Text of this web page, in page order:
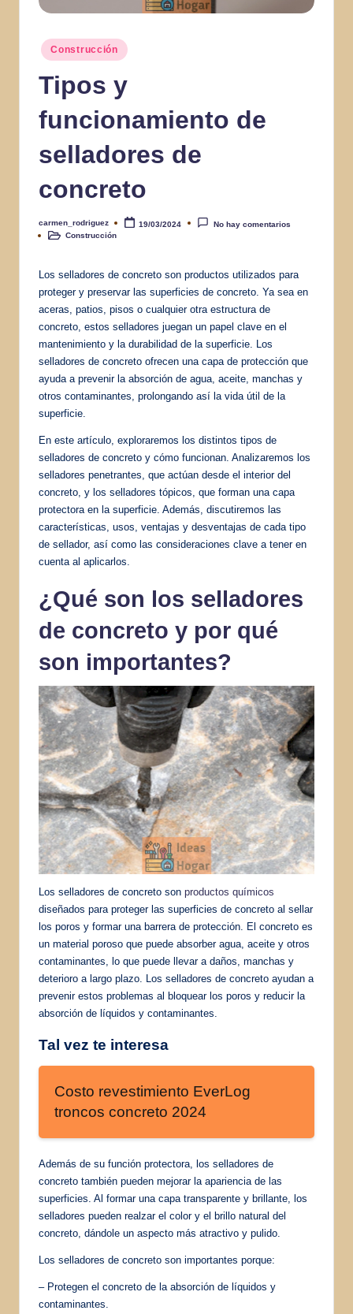
Publicado
en
Construcción
Tipos y
funcionamiento de
selladores de
concreto
Publicado
por
carmen_rodriguez 19/03/2024
No hay comentarios
PublicadoConstrucción
Los selladores de concreto son productos utilizados para
proteger y preservar las superficies de concreto. Ya sea en
aceras, patios, pisos o cualquier otra estructura de
concreto, estos selladores juegan un papel clave en el
mantenimiento y la durabilidad de la superficie. Los
selladores de concreto ofrecen una capa de protección que
ayuda a prevenir la absorción de agua, aceite, manchas y
otros contaminantes, prolongando así la vida útil de la
superficie.
En este artículo, exploraremos los distintos tipos de
selladores de concreto y cómo funcionan. Analizaremos los
selladores penetrantes, que actúan desde el interior del
concreto, y los selladores tópicos, que forman una capa
protectora en la superficie. Además, discutiremos las
características, usos, ventajas y desventajas de cada tipo
de sellador, así como las consideraciones clave a tener en
cuenta al aplicarlos.
¿Qué son los selladores
de concreto y por qué
son importantes?
Los selladores de concreto son productos químicos
diseñados para proteger las superficies de concreto al sellar
los poros y formar una barrera de protección. El concreto es
un material poroso que puede absorber agua, aceite y otros
contaminantes, lo que puede llevar a daños, manchas y
deterioro a largo plazo. Los selladores de concreto ayudan a
prevenir estos problemas al bloquear los poros y reducir la
absorción de líquidos y contaminantes.
Tal vez te interesa
Costo revestimiento EverLog
troncos concreto 2024
Además de su función protectora, los selladores de
concreto también pueden mejorar la apariencia de las
superficies. Al formar una capa transparente y brillante, los
selladores pueden realzar el color y el brillo natural del
concreto, dándole un aspecto más atractivo y pulido.
Los selladores de concreto son importantes porque:
– Protegen el concreto de la absorción de líquidos y
contaminantes.